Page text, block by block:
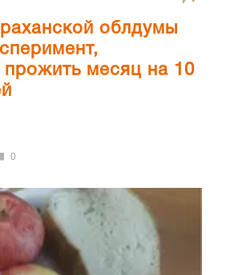
облдумы
прожить месяц на 10
0